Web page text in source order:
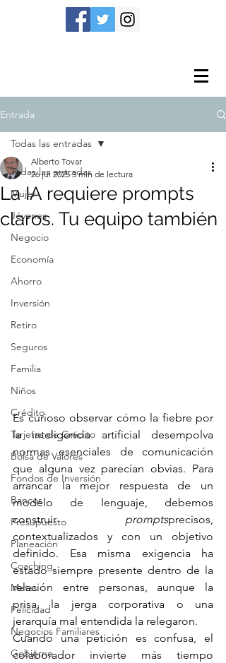
Entrada
Todas las entradas
Mujer
Jóvenes
Negocio
Economía
Ahorro
Inversión
Retiro
Seguros
Familia
Niños
Crédito
Tarjetas de Crédito
Bolsa de Valores
Fondos de Inversión
Bancos
Presupuesto
Planeación
Coaching
Metas
Felicidad
Negocios Familiares
Gobierno
Todas las entradas
La IA requiere prompts
claros. Tu equipo también
Alberto Tovar
26 jul 2025 3 min de lectura
Es curioso observar cómo la fiebre por
la inteligencia artificial desempolva
normas esenciales de comunicación
que alguna vez parecían obvias. Para
arrancar la mejor respuesta de un
modelo de lenguaje, debemos
construir promptsprecisos,
contextualizados y con un objetivo
definido. Esa misma exigencia ha
estado siempre presente dentro de la
relación entre personas, aunque la
prisa, la jerga corporativa o una
jerarquía mal entendida la relegaron.
Cuando una petición es confusa, el
colaborador invierte más tiempo